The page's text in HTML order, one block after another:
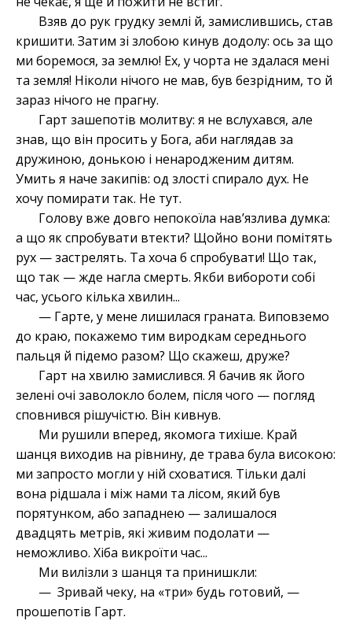
Взяв до рук грудку землі й, замислившись, став
кришити. Затим зі злобою кинув додолу: ось за що
ми боремося, за землю! Ех, у чорта не здалася мені
та земля! Ніколи нічого не мав, був безрідним, то й
зараз нічого не прагну.
Гарт зашепотів молитву: я не вслухався, але
знав, що він просить у Бога, аби наглядав за
дружиною, донькою і ненародженим дитям.
Умить я наче закипів: од злості спирало дух. Не
хочу помирати так. Не тут.
Голову вже довго непокоїла нав’язлива думка:
а що як спробувати втекти? Щойно вони помітять
рух — застрелять. Та хоча б спробувати! Що так,
що так — жде нагла смерть. Якби вибороти собі
час, усього кілька хвилин...
— Гарте, у мене лишилася граната. Виповземо
до краю, покажемо тим виродкам середнього
пальця й підемо разом? Що скажеш, друже?
Гарт на хвилю замислився. Я бачив як його
зелені очі заволокло болем, після чого — погляд
сповнився рішучістю. Він кивнув.
Ми рушили вперед, якомога тихіше. Край
шанця виходив на рівнину, де трава була високою:
ми запросто могли у ній сховатися. Тільки далі
вона рідшала і між нами та лісом, який був
порятунком, або западнею — залишалося
двадцять метрів, які живим подолати —
неможливо. Хіба викроїти час...
Ми вилізли з шанця та принишкли:
— Зривай чеку, на «три» будь готовий, —
прошепотів Гарт.